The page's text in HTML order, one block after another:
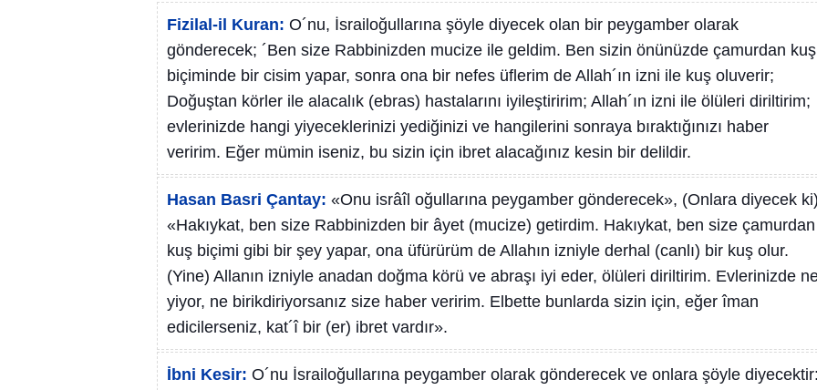
Fizilal-il Kuran: O´nu, İsrailoğullarına şöyle diyecek olan bir peygamber olarak
gönderecek; ´Ben size Rabbinizden mucize ile geldim. Ben sizin önünüzde çamurdan kuş
biçiminde bir cisim yapar, sonra ona bir nefes üflerim de Allah´ın izni ile kuş oluverir;
Doğuştan körler ile alacalık (ebras) hastalarını iyileştiririm; Allah´ın izni ile ölüleri diriltirim;
evlerinizde hangi yiyeceklerinizi yediğinizi ve hangilerini sonraya bıraktığınızı haber
veririm. Eğer mümin iseniz, bu sizin için ibret alacağınız kesin bir delildir.
Hasan Basri Çantay: «Onu isrâîl oğullarına peygamber gönderecek», (Onlara diyecek
«Hakıykat, ben size Rabbinizden bir âyet (mucize) getirdim. Hakıykat, ben size çamurdan
kuş biçimi gibi bir şey yapar, ona üfürürüm de Allahın izniyle derhal (canlı) bir kuş olur.
(Yine) Allanın izniyle anadan doğma körü ve abraşı iyi eder, ölüleri diriltirim. Evlerinizde
yiyor, ne birikdiriyorsanız size haber veririm. Elbette bunlarda sizin için, eğer îman
edicilerseniz, kat´î bir (er) ibret vardır».
İbni Kesir: O´nu İsrailoğullarına peygamber olarak gönderecek ve onlara şöyle